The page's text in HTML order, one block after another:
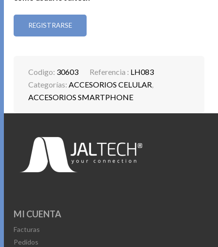
REGISTRARSE
Codigo: 30603 Referencia : LH083
Categorías:ACCESORIOS CELULAR,
ACCESORIOS SMARTPHONE
MI CUENTA
Facturas
Pedidos